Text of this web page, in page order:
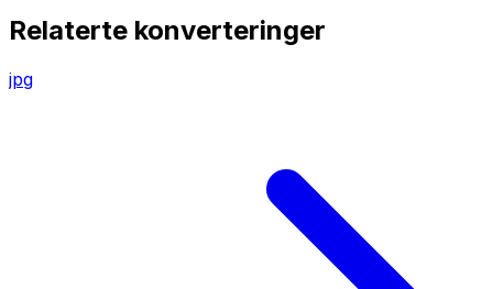
Relaterte konverteringer
jpg